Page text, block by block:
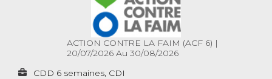
ACTION CONTRE LA FAIM (ACF 6) |
20/07/2026 Au 30/08/2026
CDD 6 semaines, CDI